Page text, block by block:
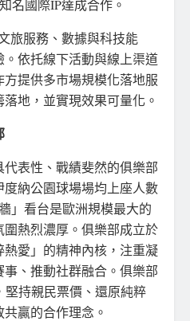
名國際IP達成合作。
旅服務、數據與科技能
依托線下活動與線上渠道
提供多市場規模化落地服
地，並實現效果可量化。
表性、戰績斐然的俱樂部
納公園球場場均上座人數
」看台是歐洲規模最大的
熱烈濃厚。俱樂部成立於
熱愛」的精神內核，注重凝
、推動社群融合。俱樂部
堅持親民票價、還原純粹
贏的合作理念。